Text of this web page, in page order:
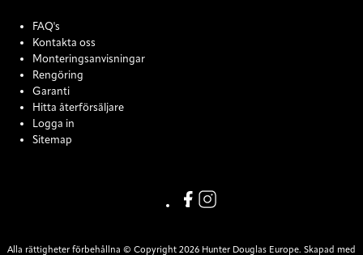
FAQ's
Kontakta oss
Monteringsanvisningar
Rengöring
Garanti
Hitta återförsäljare
Logga in
Sitemap
Link missing Display text from
Link missing Display text
Alla rättigheter förbehållna © Copyright 2026 Hunter Douglas Europe. Skapad med